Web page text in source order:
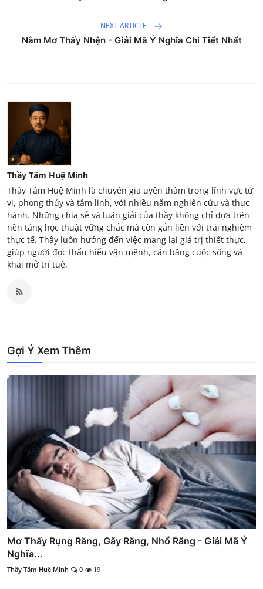
NEXT ARTICLE
Nằm Mơ Thấy Nhện - Giải Mã Ý Nghĩa Chi Tiết Nhất
Thầy Tâm Huệ Minh
Thầy Tâm Huệ Minh là chuyên gia uyên thâm trong lĩnh vực tử
vi, phong thủy và tâm linh, với nhiều năm nghiên cứu và thực
hành. Những chia sẻ và luận giải của thầy không chỉ dựa trên
nền tảng học thuật vững chắc mà còn gắn liền với trải nghiệm
thực tế. Thầy luôn hướng đến việc mang lại giá trị thiết thực,
giúp người đọc thấu hiểu vận mệnh, cân bằng cuộc sống và
khai mở trí tuệ.
Gợi Ý Xem Thêm
Mơ Thấy Rụng Răng, Gãy Răng, Nhổ Răng - Giải Mã Ý
Nghĩa...
Thầy Tâm Huệ Minh 0 19